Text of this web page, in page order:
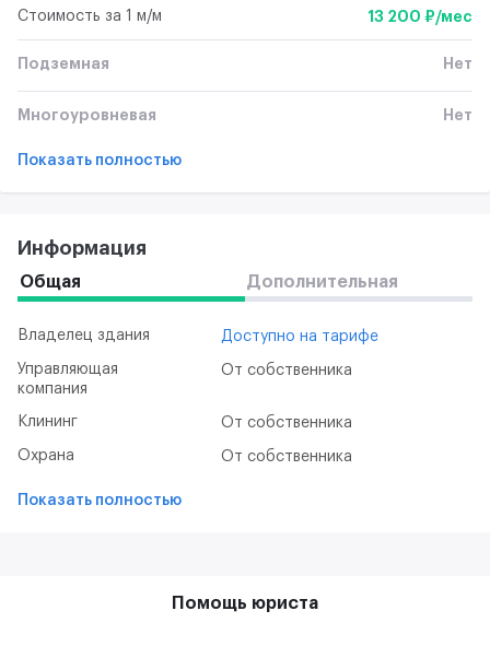
Стоимость за 1 м/м
13 200 ₽/мес
Подземная Нет
Многоуровневая Нет
Показать полностью
Информация
Общая Дополнительная
Владелец здания Доступно на тарифе
Управляющая
компания
От собственника
Клининг От собственника
Охрана От собственника
Показать полностью
Помощь юриста